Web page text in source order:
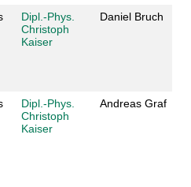
Dipl.-Phys.
Christoph
Kaiser
Daniel Bruch
Dipl.-Phys.
Christoph
Kaiser
Andreas Graf